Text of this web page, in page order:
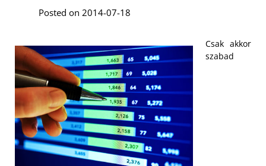
Posted on 2014-07-18
Csak akkor
szabad